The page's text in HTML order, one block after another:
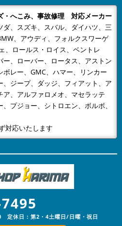
す。有限会社ボデーショップ
ら下記...
いただき厚くお礼申し上げま
プハリマでは、誠に勝手なが
せてい...
5月6日までとなりますご不
何卒ご容赦下さい。
います
います。旧年中は格別なご高
り厚く御礼申し上げます。本
上に努...
へこみ、事故修理 対応メーカー
ダ、スズキ、スバル、ダイハツ、三
、アウディ、フォルクスワーゲ
、ロールス・ロイス、ベントレ
、ローバー、ロータス、アストン
レー、GMC、ハマー、リンカー
、ジープ、ダッジ、フィアット、ア
、アルファロメオ、マセラッテ
プジョー、シトロエン、ボルボ、
対応いたします
定休日：第2・4土曜日/日曜・祝日